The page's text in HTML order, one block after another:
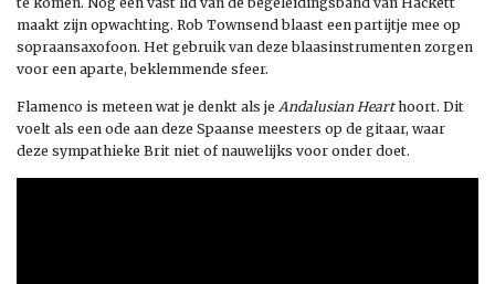
maakt zijn opwachting. Rob Townsend blaast een partijtje mee op
sopraansaxofoon. Het gebruik van deze blaasinstrumenten zorgen
voor een aparte, beklemmende sfeer.
Flamenco is meteen wat je denkt als je Andalusian Hearthoort. Dit
voelt als een ode aan deze Spaanse meesters op de gitaar, waar
deze sympathieke Brit niet of nauwelijks voor onder doet.